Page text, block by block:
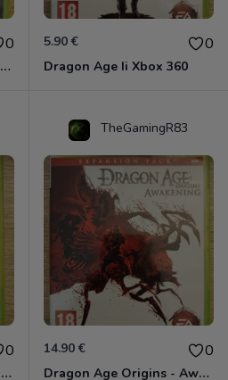
0
Harry Potter Et Les Reliques De La Mort - 1ère Partie Xbox 360
5.90 € 0
Dragon Age Ii Xbox 360
0
Dragon Age Origins Xbox 360
TheGamingR83
14.90 € 0
Dragon Age Origins - Awakening Xbox 360